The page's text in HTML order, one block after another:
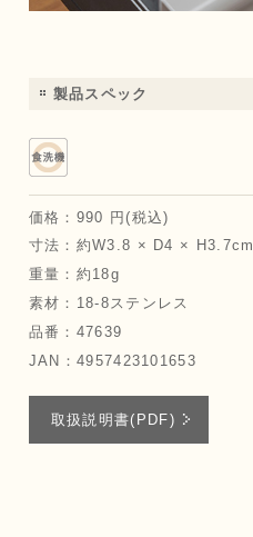
製品スペック
価格： 990 円(税込)
寸法： 約W3.8 × D4 × H3.7cm
重量： 約18g
素材： 18-8ステンレス
品番： 47639
JAN：4957423101653
取扱説明書(PDF)